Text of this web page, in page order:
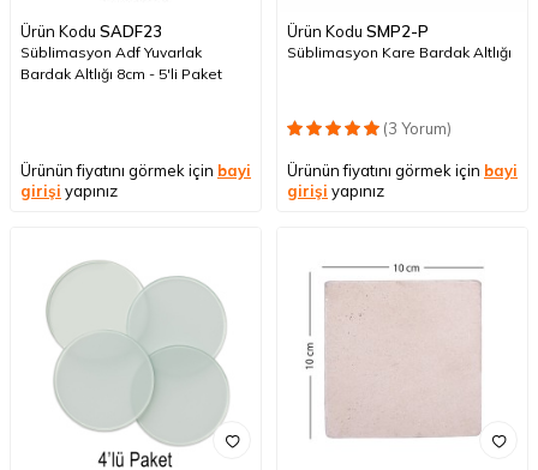
Ürün Kodu SADF23
Süblimasyon Adf Yuvarlak
Bardak Altlığı 8cm - 5'li Paket
Ürünün fiyatını görmek için bayi
girişi yapınız
Ürün Kodu SMP2-P
Süblimasyon Kare Bardak Altlığı
(3 Yorum)
Ürünün fiyatını görmek için bayi
girişi yapınız